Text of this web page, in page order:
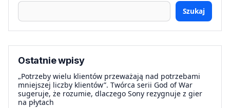
Szukaj
Ostatnie wpisy
„Potrzeby wielu klientów przeważają nad potrzebami
mniejszej liczby klientów”. Twórca serii God of War
sugeruje, że rozumie, dlaczego Sony rezygnuje z gier
na płytach